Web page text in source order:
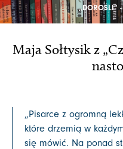
„DOROŚLI”
Maja Sołtysik z
„Pisarce z ogromną
które drzemią w
się mówić. Na ponad